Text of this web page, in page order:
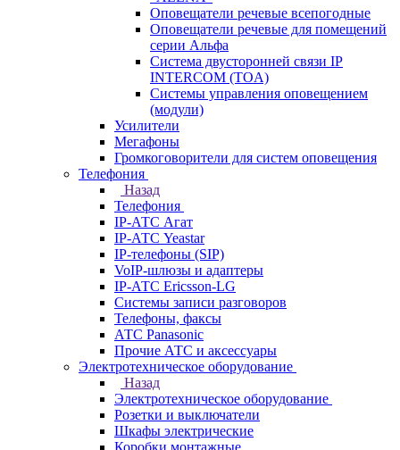
Оповещатели речевые всепогодные
Оповещатели речевые для помещений
серии Альфа
Система двусторонней связи IP
INTERCOM (TOA)
Системы управления оповещением
(модули)
Усилители
Мегафоны
Громкоговорители для систем оповещения
Телефония
Назад
Телефония
IP-АТС Агат
IP-АТС Yeastar
IP-телефоны (SIP)
VoIP-шлюзы и адаптеры
IP-АТС Ericsson-LG
Системы записи разговоров
Телефоны, факсы
АТС Panasonic
Прочие АТС и аксессуары
Электротехническое оборудование
Назад
Электротехническое оборудование
Розетки и выключатели
Шкафы электрические
Коробки монтажные